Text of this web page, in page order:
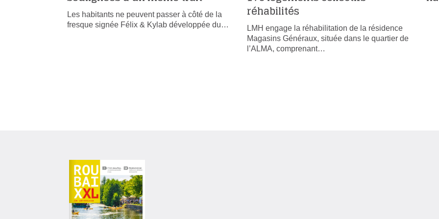
Les habitants ne peuvent passer à côté de la
fresque signée Félix & Kylab développée du…
réhabilités
LMH engage la réhabilitation de la résidence
Magasins Généraux, située dans le quartier de
l’ALMA, comprenant…